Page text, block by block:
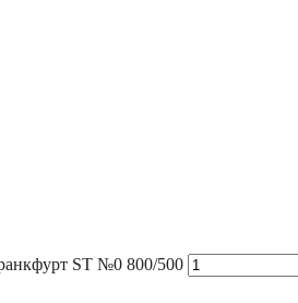
ST №0 800/500